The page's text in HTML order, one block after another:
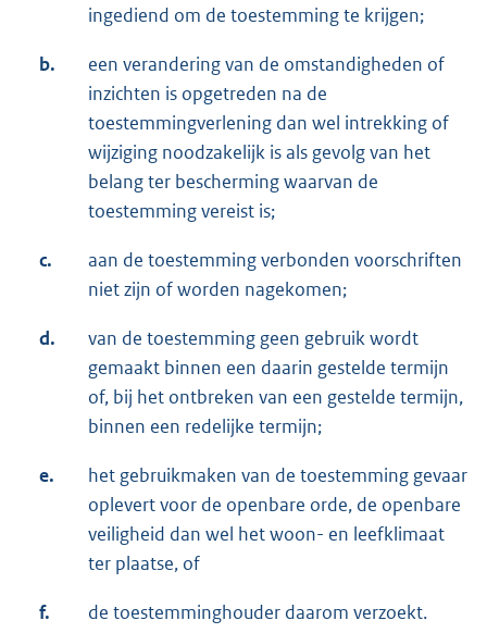
ingediend om de toestemming te krijgen;
b.
een verandering van de omstandigheden of
inzichten is opgetreden na de
toestemmingverlening dan wel intrekking of
wijziging noodzakelijk is als gevolg van het
belang ter bescherming waarvan de
toestemming vereist is;
c.
aan de toestemming verbonden voorschriften
niet zijn of worden nagekomen;
d.
van de toestemming geen gebruik wordt
gemaakt binnen een daarin gestelde termijn
of, bij het ontbreken van een gestelde termijn,
binnen een redelijke termijn;
e.
het gebruikmaken van de toestemming gevaar
oplevert voor de openbare orde, de openbare
veiligheid dan wel het woon- en leefklimaat
ter plaatse, of
f. de toestemminghouder daarom verzoekt.